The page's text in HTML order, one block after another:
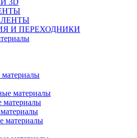
3D
ЛЕНТЫ
И ПЕРЕХОДНИКИ
материалы
материалы
материалы